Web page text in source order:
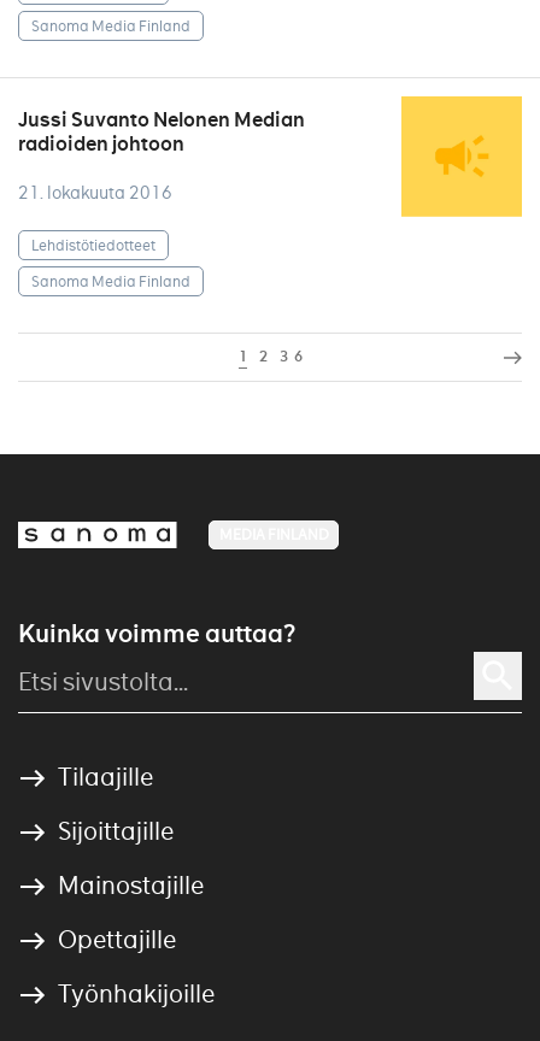
Sanoma Media Finland
Jussi Suvanto Nelonen Median
radioiden johtoon
21. lokakuuta 2016
Lehdistötiedotteet
Sanoma Media Finland
1 2 3 6
Kuinka voimme auttaa?
Tilaajille
Sijoittajille
Mainostajille
Opettajille
Työnhakijoille